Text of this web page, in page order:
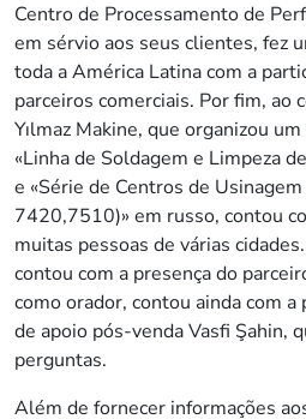
Centro de Processamento de
em sérvio aos seus clientes, fez
toda a América Latina com a
parceiros comerciais. Por fim, ao
Yılmaz Makine, que organizou
«Linha de Soldagem e Limpeza
e «Série de Centros de
7420,7510)» em russo, contou
muitas pessoas de várias
contou com a presença do
como orador, contou ainda com
de apoio pós-venda Vasfi Şahin,
perguntas.
Além de fornecer informações